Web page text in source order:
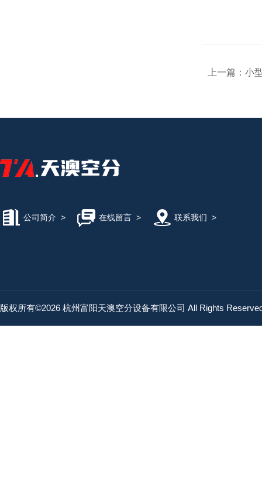
上一篇： 小
公司简介 > 在线留言> 联系我们 >
版权所有©2026 杭州富阳天澳空分设备有限公司 All Rights